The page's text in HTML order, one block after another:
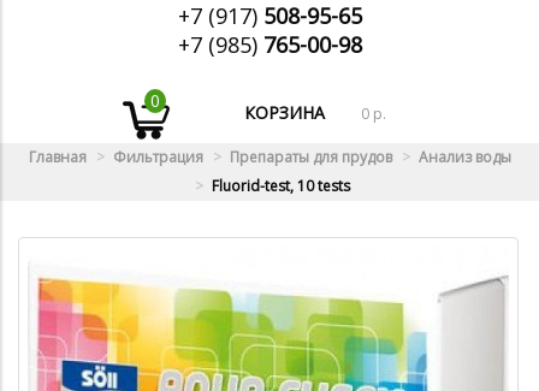
+7 (917) 508-95-65
+7 (985) 765-00-98
0
КОРЗИНА 0 р.
Главная Фильтрация Препараты для прудов
Анализ воды
Fluorid-test, 10 tests